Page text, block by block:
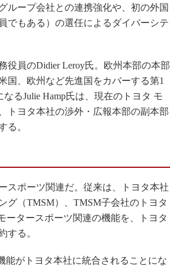
グローバル設計・開発
ープ会社との連携強化や、初の外国
でもある）の選任によるダイバーシテ
員のDidier Leroy氏。欧州本部の本部
国、欧州など先進国をカバーする第1
るJulie Hamp氏は、現在のトヨタ モ
トヨタ本社の渉外・広報本部の副本部
る。
ポーツ関連だ。従来は、トヨタ本社
グ（TMSM）、TMSM子会社のトヨタ
ータースポーツ関連の機能を、トヨタ
する。
がトヨタ本社に統合されることにな